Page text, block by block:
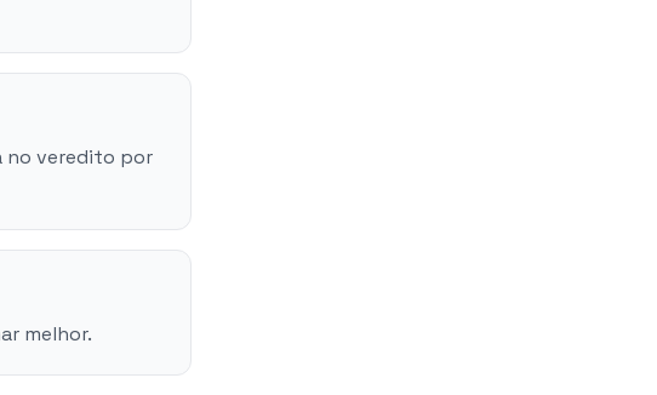
no veredito por
melhor.